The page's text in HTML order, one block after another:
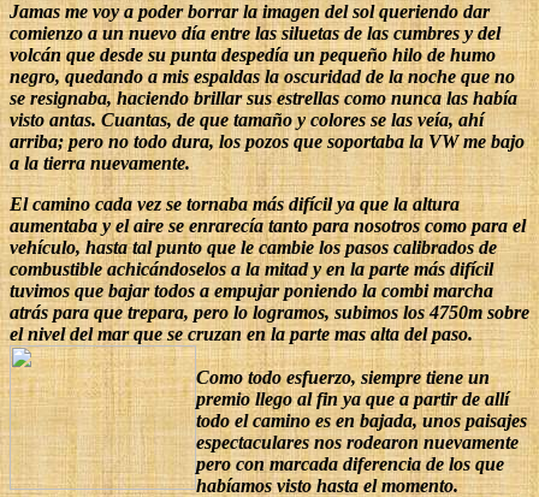
Jamas me voy a poder borrar la imagen del sol queriendo dar
comienzo a un nuevo día entre las siluetas de las cumbres y del
volcán que desde su punta despedía un pequeño hilo de humo
negro, quedando a mis espaldas la oscuridad de la noche que no
se resignaba, haciendo brillar sus estrellas como nunca las había
visto antas. Cuantas, de que tamaño y colores se las veía, ahí
arriba; pero no todo dura, los pozos que soportaba la VW me bajo
a la tierra nuevamente.
El camino cada vez se tornaba más difícil ya que la altura
aumentaba y el aire se enrarecía tanto para nosotros como para el
vehículo, hasta tal punto que le cambie los pasos calibrados de
combustible achicándoselos a la mitad y en la parte más difícil
tuvimos que bajar todos a empujar poniendo la combi marcha
atrás para que trepara, pero lo logramos, subimos los 4750m sobre
el nivel del mar que se cruzan en la parte mas alta del paso.
Como todo esfuerzo, siempre tiene un
premio llego al fin ya que a partir de allí
todo el camino es en bajada, unos paisajes
espectaculares nos rodearon nuevamente
pero con marcada diferencia de los que
habíamos visto hasta el momento.